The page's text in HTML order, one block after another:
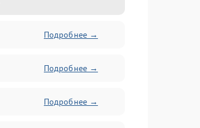
Подробнее →
Подробнее →
Подробнее →